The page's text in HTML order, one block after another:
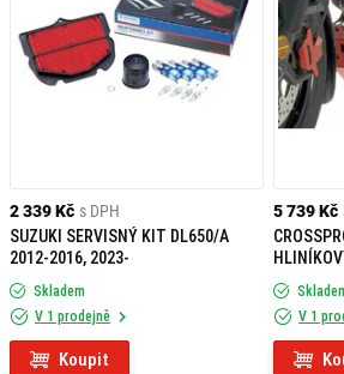
2 339 Kč s DPH
SUZUKI SERVISNÝ KIT DL650/A
2012-2016, 2023-
Skladem
V 1 prodejně
Koupit
5 739 Kč
2024
V 1